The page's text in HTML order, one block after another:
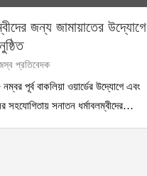
জন্য জামায়াতের উদ্যোগে
প্রতিবেদক
পূর্ব বাকলিয়া ওয়ার্ডের উদ্যোগে এবং
সহযোগিতায় সনাতন ধর্মাবলম্বীদের…